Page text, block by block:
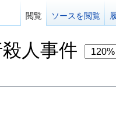
閲覧 ソースを閲覧
人事件